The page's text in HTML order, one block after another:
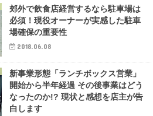
郊外で飲食店経営するなら駐車場は
必須！現役オーナーが実感した駐車
場確保の重要性
2018.06.08
新事業形態「ランチボックス営業」
開始から半年経過 その後事業はどう
なったのか!? 現状と感想を店主が告
白します